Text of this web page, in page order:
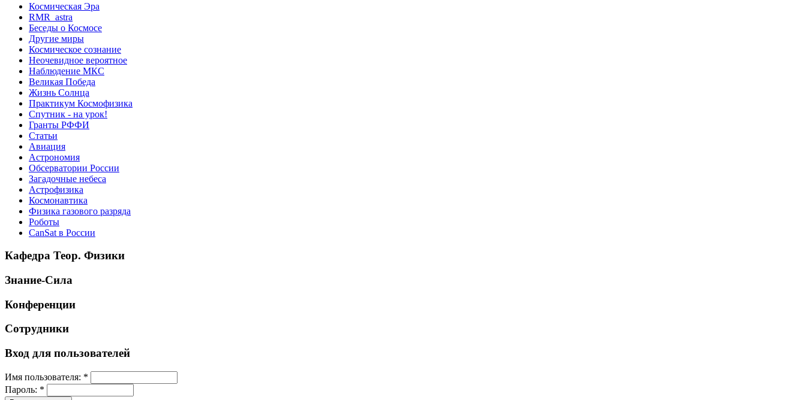
Космическая Эра
RMR_astra
Беседы о Космосе
Другие миры
Космическое сознание
Неочевидное вероятное
Наблюдение МКС
Великая Победа
Жизнь Солнца
Практикум Космофизика
Спутник - на урок!
Гранты РФФИ
Статьи
Авиация
Астрономия
Обсерватории России
Загадочные небеса
Астрофизика
Космонавтика
Физика газового разряда
Роботы
CanSat в России
Кафедра Теор. Физики
Знание-Сила
Конференции
Сотрудники
Вход для пользователей
Имя пользователя: *
Пароль: *